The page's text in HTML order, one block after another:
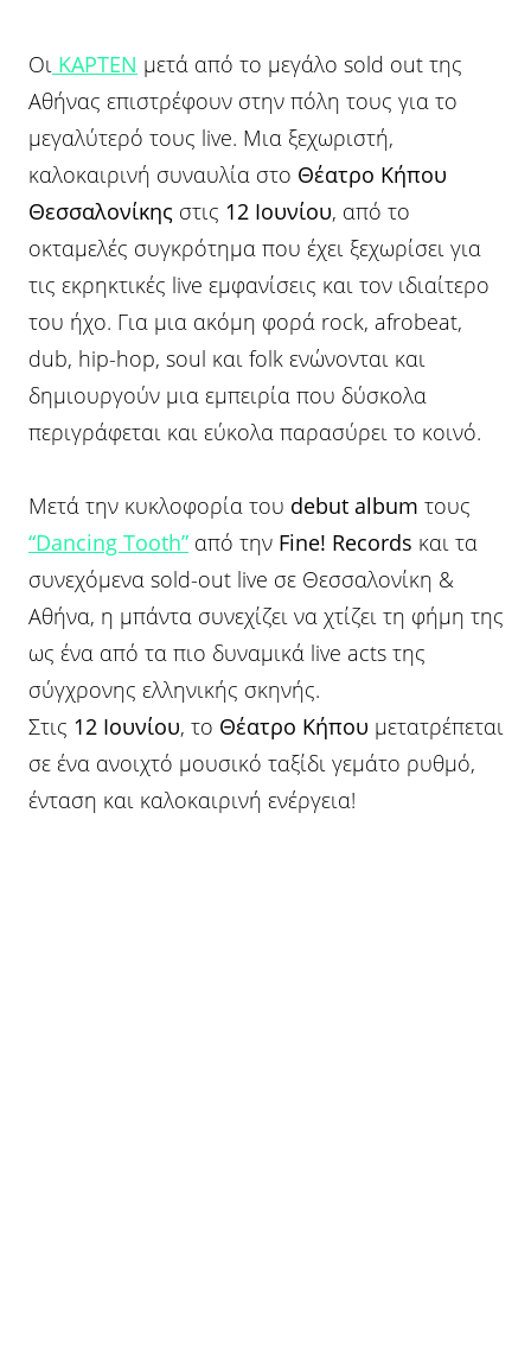
Οι KAPTEN μετά από το μεγάλο sold out της
Αθήνας επιστρέφουν στην πόλη τους για το
μεγαλύτερό τους live. Μια ξεχωριστή,
καλοκαιρινή συναυλία στο Θέατρο Κήπου
Θεσσαλονίκης στις 12 Ιουνίου, από το
οκταμελές συγκρότημα που έχει ξεχωρίσει για
τις εκρηκτικές live εμφανίσεις και τον ιδιαίτερο
του ήχο. Για μια ακόμη φορά rock, afrobeat,
dub, hip-hop, soul και folk ενώνονται και
δημιουργούν μια εμπειρία που δύσκολα
περιγράφεται και εύκολα παρασύρει το κοινό.
Μετά την κυκλοφορία του debut album τους
“Dancing Tooth” από την Fine! Records και τα
συνεχόμενα sold-out live σε Θεσσαλονίκη &
Αθήνα, η μπάντα συνεχίζει να χτίζει τη φήμη της
ως ένα από τα πιο δυναμικά live acts της
σύγχρονης ελληνικής σκηνής.
Στις 12 Ιουνίου, το Θέατρο Κήπου μετατρέπεται
σε ένα ανοιχτό μουσικό ταξίδι γεμάτο ρυθμό,
ένταση και καλοκαιρινή ενέργεια!